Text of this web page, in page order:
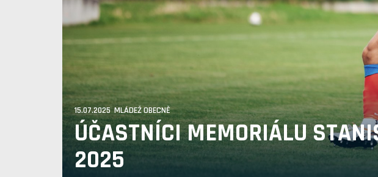
15.07.2025 MLÁDEŽ OBECNĚ
ÚČASTNÍCI MEMORIÁLU
2025